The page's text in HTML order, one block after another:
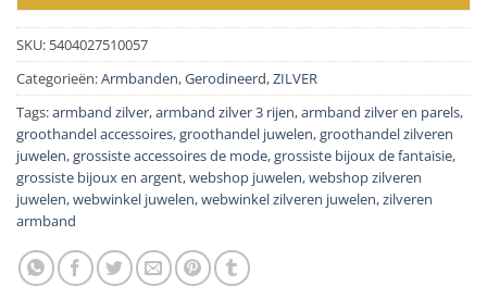
SKU: 5404027510057
Categorieën:Armbanden,Gerodineerd,ZILVER
Tags:armband zilver,armband zilver 3 rijen,armband zilver en parels,
groothandel accessoires,groothandel juwelen,groothandel zilveren
juwelen,grossiste accessoires de mode,grossiste bijoux de fantaisie,
grossiste bijoux en argent,webshop juwelen,webshop zilveren
juwelen,webwinkel juwelen,webwinkel zilveren juwelen,zilveren
armband